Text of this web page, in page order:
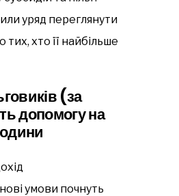
уряд переглянути
хто її найбільше
(за
допомогу на
умови почнуть